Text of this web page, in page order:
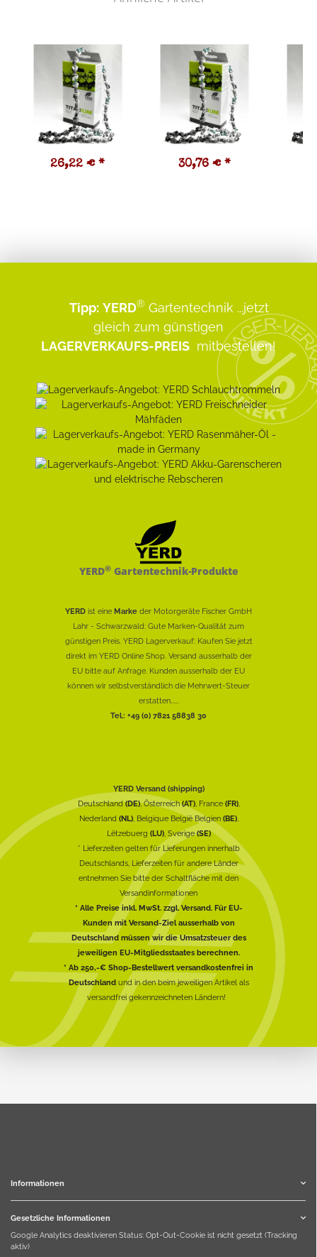
26,22 € * 30,76 € *
Tipp: YERD® Gartentechnik ...jetzt
gleich zum günstigen
LAGERVERKAUFS-PREIS mitbestellen!
YERD®Gartentechnik-Produkte
YERD ist eine Marke der Motorgeräte Fischer GmbH
Lahr - Schwarzwald: Gute Marken-Qualität zum
günstigen Preis. YERD Lagerverkauf: Kaufen Sie jetzt
direkt im YERD Online Shop. Versand ausserhalb der
EU bitte auf Anfrage. Kunden ausserhalb der EU
können wir selbstverständlich die Mehrwert-Steuer
erstatten......
Tel.: +49 (0) 7821 58838 30
YERD Versand (shipping)
Deutschland(DE), Österreich(AT), France (FR),
Nederland (NL), Belgique België Belgien (BE),
Lëtzebuerg (LU), Sverige(SE)
* Lieferzeiten gelten für Lieferungen innerhalb
Deutschlands, Lieferzeiten für andere Länder
entnehmen Sie bitte der Schaltfläche mit den
Versandinformationen
* Alle Preise inkl. MwSt. zzgl. Versand. Für EU-
Kunden mit Versand-Ziel ausserhalb von
Deutschland müssen wir die Umsatzsteuer des
jeweiligen EU-Mitgliedsstaates berechnen.
* Ab 250,-€ Shop-Bestellwert versandkostenfrei in
Deutschlandund in den beim jeweiligen Artikel als
versandfrei gekennzeichneten Ländern!
Informationen
Gesetzliche Informationen
Google Analytics deaktivieren Status: Opt-Out-Cookie ist nicht gesetzt (Tracking
aktiv)